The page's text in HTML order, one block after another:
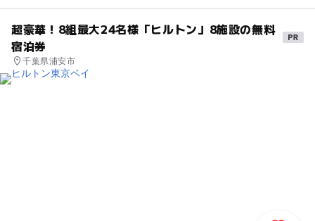
超豪華！8組最大24名様「ヒルトン」8施設の無料
宿泊券
千葉県浦安市